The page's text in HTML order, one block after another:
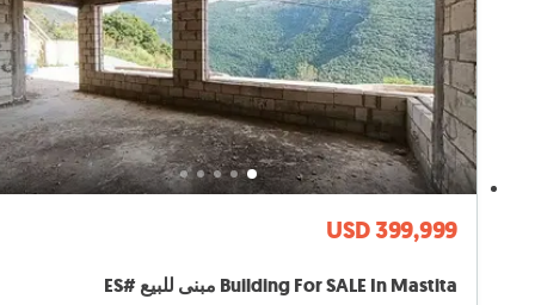
USD 399,999
Building For SALE In Mastita مبنى للبيع #ES